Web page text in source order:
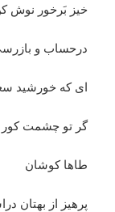
خیز بَرخور نوش
درحساب و
ای که خورشید
گر تو چشمت کور
طاها کوشان
پرهیز از بهتان